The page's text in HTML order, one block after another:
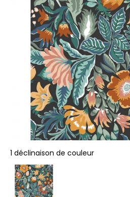
1 déclinaison de couleur